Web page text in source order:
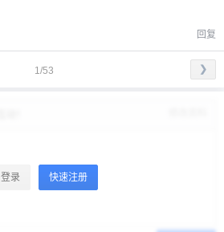
回复
1/53 ❯
登录 快速注册